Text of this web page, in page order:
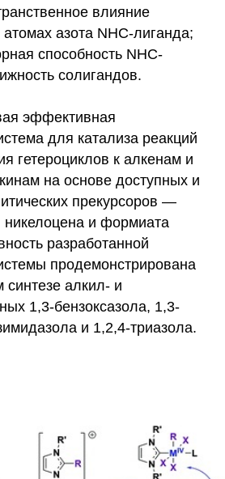
влияние
азота NHC-лиганда;
способность NHC-
солигандов.
эффективная
для катализа реакций
гетероциклов к алкенам и
на основе доступных и
прекурсоров —
и формиата
разработанной
продемонстрирована
синтезе алкил- и
1,3-бензоксазола, 1,3-
и 1,2,4-триазола.